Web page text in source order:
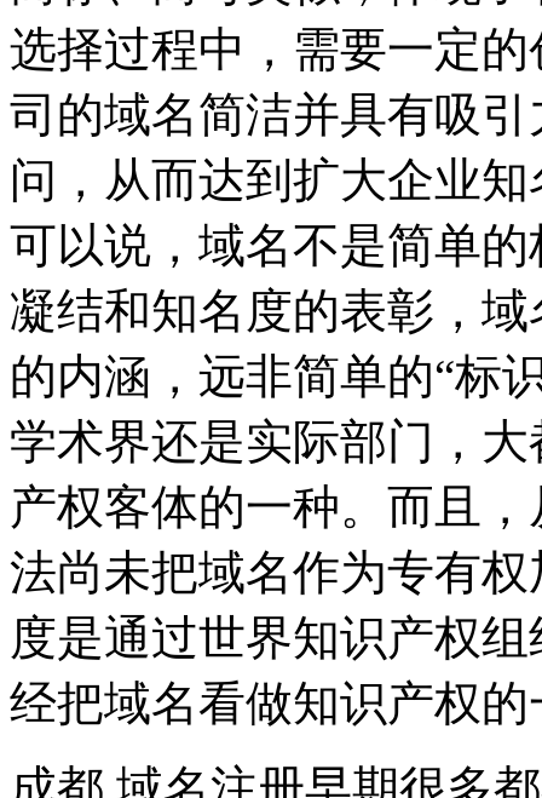
选择过程中，需要一定
司的域名简洁并具有吸
问，从而达到扩大企业
可以说，域名不是简单
凝结和知名度的表彰，
的内涵，远非简单的“标
学术界还是实际部门，
产权客体的一种。而且
法尚未把域名作为专有
度是通过世界知识产权
经把域名看做知识产权